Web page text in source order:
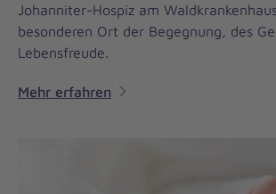
Johanniter-Hospiz am
besonderen Ort der Begegnung, des
Lebensfreude.
Mehr erfahren